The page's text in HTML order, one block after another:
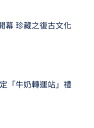
幕 珍藏之復古文化
「牛奶轉運站」禮